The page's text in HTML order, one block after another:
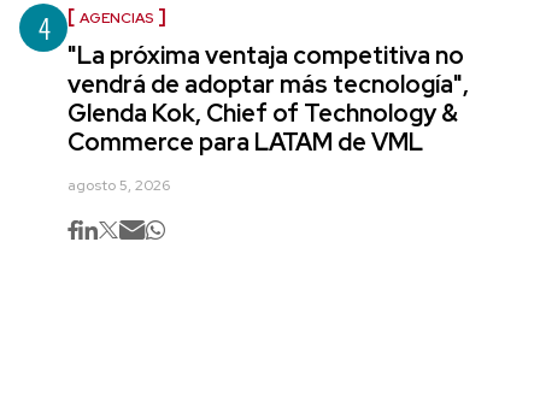
4 AGENCIAS
"La próxima ventaja competitiva no
vendrá de adoptar más tecnología",
Glenda Kok, Chief of Technology &
Commerce para LATAM de VML
agosto 5, 2026